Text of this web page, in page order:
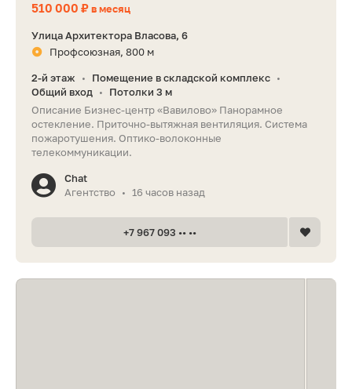
510 000 ₽в месяц
Улица Архитектора Власова, 6
Профсоюзная, 800 м
2-й этаж • Помещение в складской комплекс •
Общий вход •
Потолки 3 м
Описание Бизнес-центр «Вавилово» Панорамное
остекление. Приточно-вытяжная вентиляция. Система
пожаротушения. Оптико-волоконные
телекоммуникации.
Chat
Агентство
• 16 часов назад
+7 967 093 •• ••